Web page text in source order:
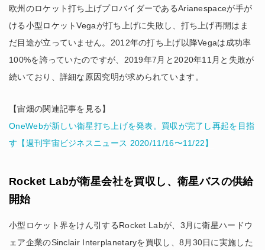
欧州のロケット打ち上げプロバイダーであるArianespaceが手が
ける小型ロケットVegaが打ち上げに失敗し、打ち上げ再開はま
だ目途が立っていません。2012年の打ち上げ以降Vegaは成功率
100%を誇っていたのですが、2019年7月と2020年11月と失敗が
続いており、詳細な原因究明が求められています。
【宙畑の関連記事を見る】
OneWebが新しい衛星打ち上げを発表。買収が完了し再起を目指
す【週刊宇宙ビジネスニュース 2020/11/16〜11/22】
Rocket Labが衛星会社を買収し、衛星バスの供給
開始
小型ロケット界をけん引するRocket Labが、3月に衛星ハードウ
ェア企業のSinclair Interplanetaryを買収し、8月30日に実施した